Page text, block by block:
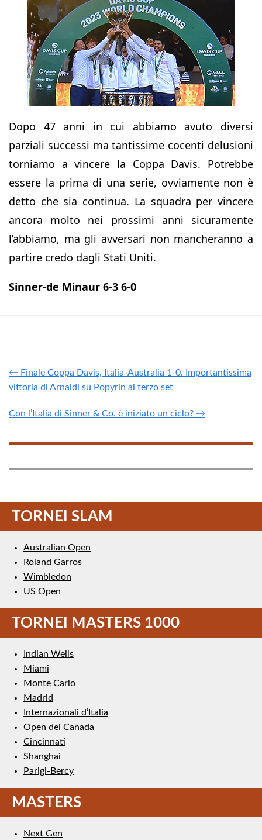
Dopo 47 anni in cui abbiamo avuto diversi
parziali successi ma tantissime cocenti delusioni
torniamo a vincere la Coppa Davis. Potrebbe
essere la prima di una serie, ovviamente non è
detto che sia continua. La squadra per vincere
ancora molto nei prossimi anni sicuramente
l’abbiamo, ma gli avversari non mancheranno a
partire credo dagli Stati Uniti.
Sinner-de Minaur 6-3 6-0
← Finale Coppa Davis, Italia-Australia 1-0. Importantissima
vittoria di Arnaldi su Popyrin al terzo set
Con l’Italia di Sinner & Co. è iniziato un ciclo? →
TORNEI SLAM
Australian Open
Roland Garros
Wimbledon
US Open
TORNEI MASTERS 1000
Indian Wells
Miami
Monte Carlo
Madrid
Internazionali d’Italia
Open del Canada
Cincinnati
Shanghai
Parigi-Bercy
MASTERS
Next Gen